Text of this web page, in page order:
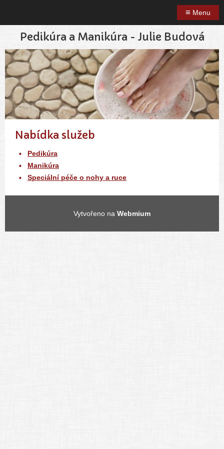
≡ Menu
Pedikúra a Manikúra - Julie Budová
Nabídka služeb
Pedikúra
Manikúra
Speciální péče o nohy a ruce
Vytvořeno na Webmium